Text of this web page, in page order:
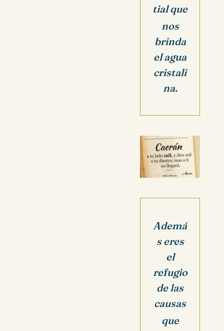
tial que
nos
brinda
el agua
cristali
na.
Ademá
s eres
el
refugio
de las
causas
que